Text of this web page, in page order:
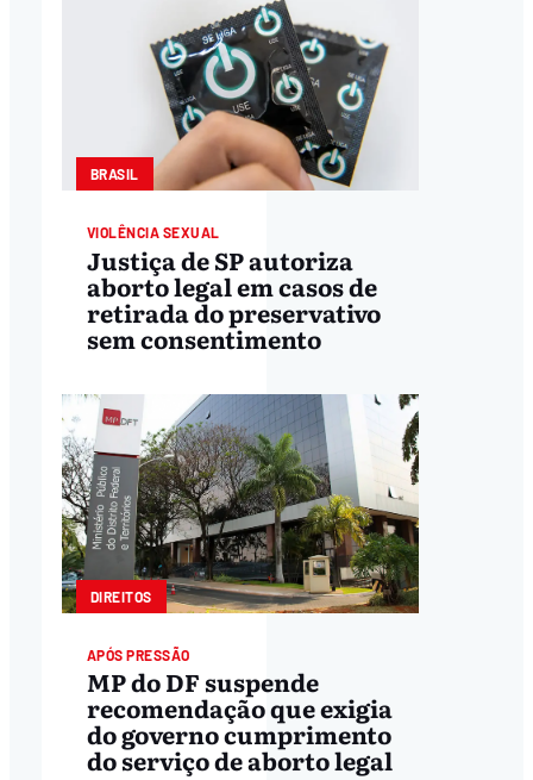
BRASIL
VIOLÊNCIA SEXUAL
Justiça de SP autoriza
aborto legal em casos de
retirada do preservativo
sem consentimento
DIREITOS
APÓS PRESSÃO
MP do DF suspende
recomendação que exigia
do governo cumprimento
do serviço de aborto legal